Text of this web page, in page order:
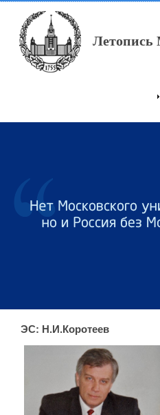
Перейти к основному
Летопись
ЭС: Н.И.Коротеев